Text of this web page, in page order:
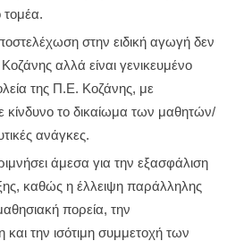
τομέα.
στην ειδική αγωγή δεν
αλλά είναι γενικευμένο
της Π.Ε. Κοζάνης, με
κίνδυνο το δικαίωμα των μαθητών/
ανάγκες.
άμεσα για την εξασφάλιση
καθώς η έλλειψη παράλληλης
πορεία, την
την ισότιμη συμμετοχή των